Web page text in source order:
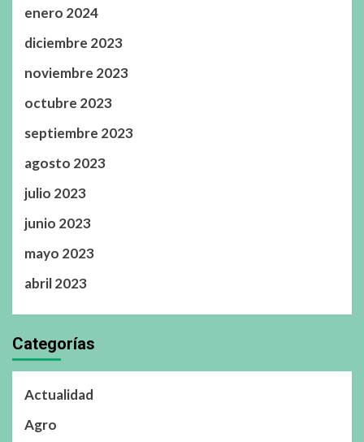
enero 2024
diciembre 2023
noviembre 2023
octubre 2023
septiembre 2023
agosto 2023
julio 2023
junio 2023
mayo 2023
abril 2023
Categorías
Actualidad
Agro